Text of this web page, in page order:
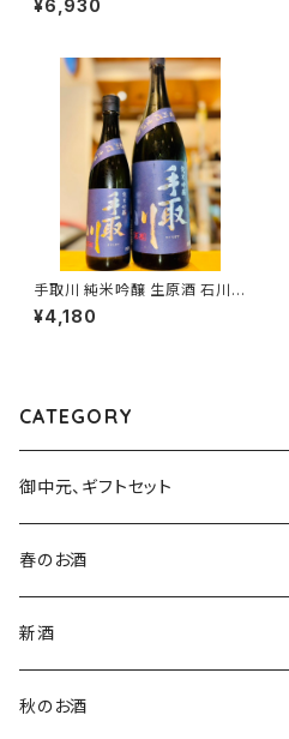
市黒瀬町）
¥6,930
手取川 純米吟醸 生原酒 石川門
1800ml１本（吉田酒造・石川県
白山市安吉町）
¥4,180
CATEGORY
御中元、ギフトセット
春のお酒
新酒
秋のお酒